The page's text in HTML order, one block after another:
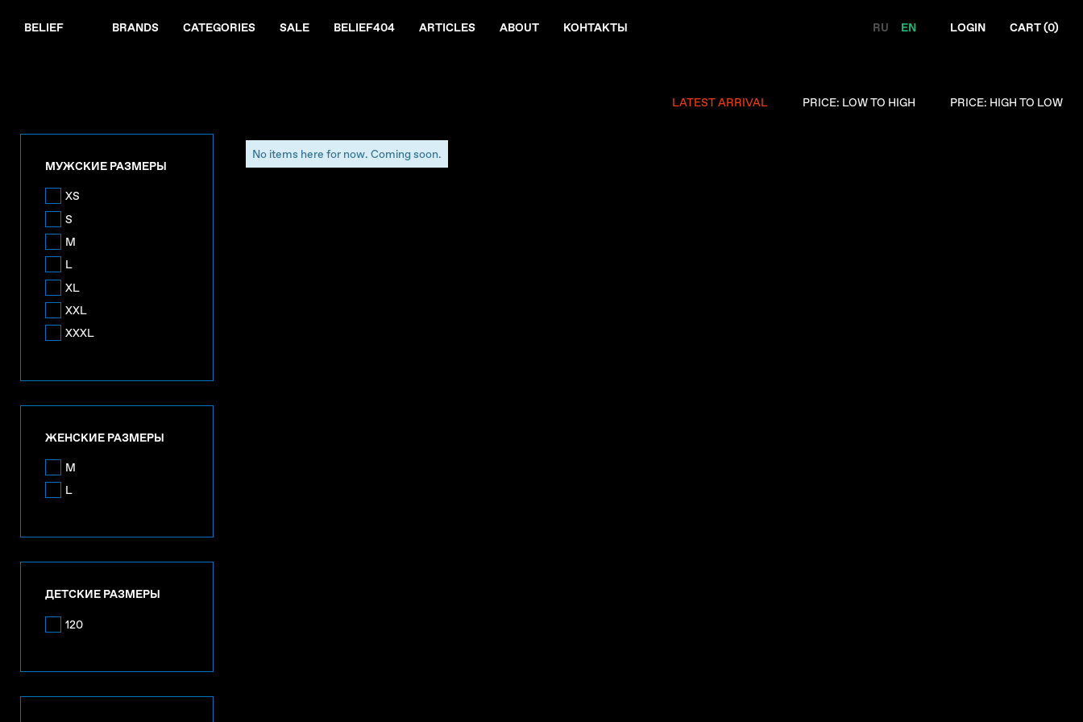
BELIEF BRANDS CATEGORIES SALE BELIEF404 ARTICLES ABOUT КОНТАКТЫ RU EN LOGIN CART (0)
LATEST ARRIVAL PRICE: LOW TO HIGH PRICE: HIGH TO LOW
МУЖСКИЕ РАЗМЕРЫ
XS
S
M
L
XL
XXL
XXXL
ЖЕНСКИЕ РАЗМЕРЫ
M
L
ДЕТСКИЕ РАЗМЕРЫ
120
No items here for now. Coming soon.